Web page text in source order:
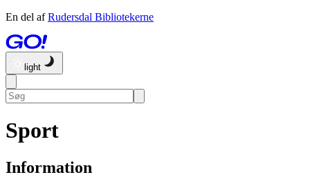
En del af Rudersdal Bibliotekerne
light
Sport
Information